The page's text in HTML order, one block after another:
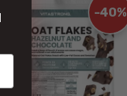
-40%